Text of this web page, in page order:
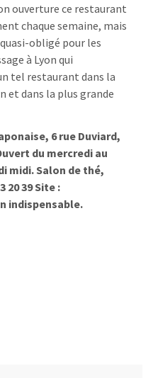
ouverture ce restaurant
chaque semaine, mais
obligé pour les
à Lyon qui
tel restaurant dans la
et dans la plus grande
6 rue Duviard,
du mercredi au
midi. Salon de thé,
20 39 Site :
indispensable.